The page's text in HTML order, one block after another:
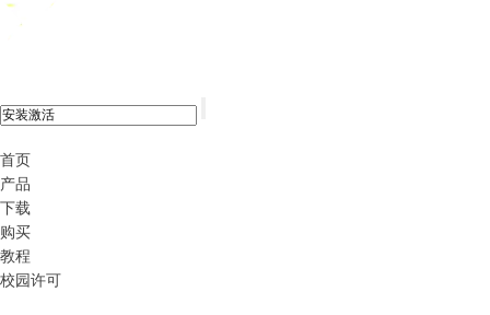
首页
产品
下载
购买
教程
校园许可